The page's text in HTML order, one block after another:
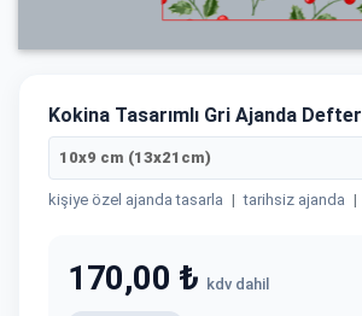
Kokina Tasarımlı Gri Ajanda Defter
10x9 cm (13x21cm)
kişiye özel ajanda tasarla | tarihsiz ajanda |
170,00 ₺ kdv dahil